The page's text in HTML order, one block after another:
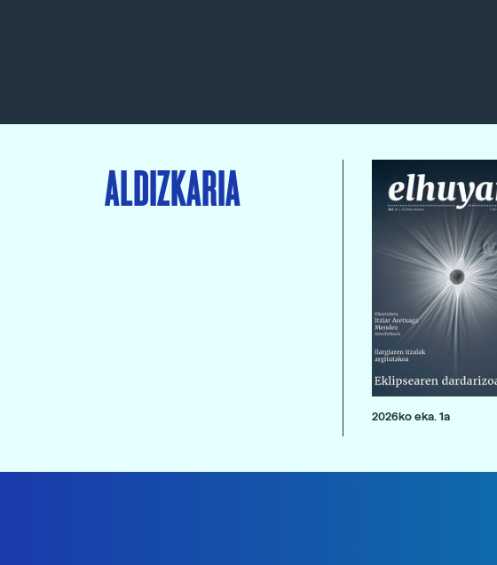
ALDIZKARIA
2026ko eka. 1a